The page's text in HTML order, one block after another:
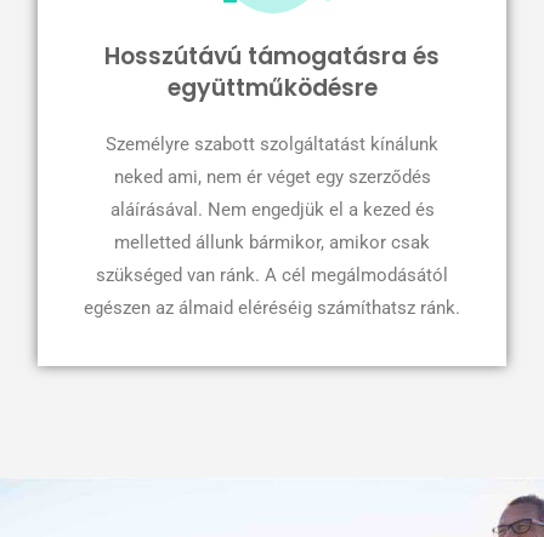
Hosszútávú támogatásra és
együttműködésre
Személyre szabott szolgáltatást kínálunk
neked ami, nem ér véget egy szerződés
aláírásával. Nem engedjük el a kezed és
melletted állunk bármikor, amikor csak
szükséged van ránk. A cél megálmodásától
egészen az álmaid eléréséig számíthatsz ránk.